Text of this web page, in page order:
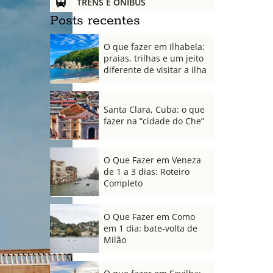
Posts recentes
O que fazer em Ilhabela:
praias, trilhas e um jeito
diferente de visitar a ilha
Santa Clara, Cuba: o que
fazer na “cidade do Che”
O Que Fazer em Veneza
de 1 a 3 dias: Roteiro
Completo
O Que Fazer em Como
em 1 dia: bate-volta de
Milão